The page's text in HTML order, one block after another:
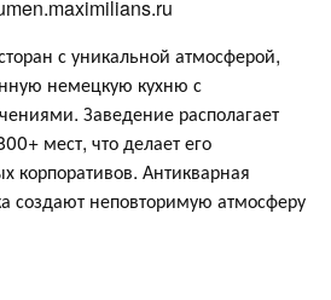
с уникальной атмосферой,
немецкую кухню с
Заведение располагает
мест, что делает его
корпоративов. Антикварная
создают неповторимую атмосферу